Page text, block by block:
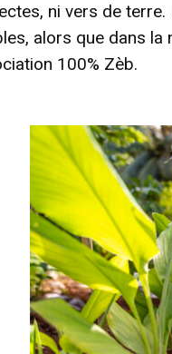
ni vers de
alors que dans
100% Zèb.